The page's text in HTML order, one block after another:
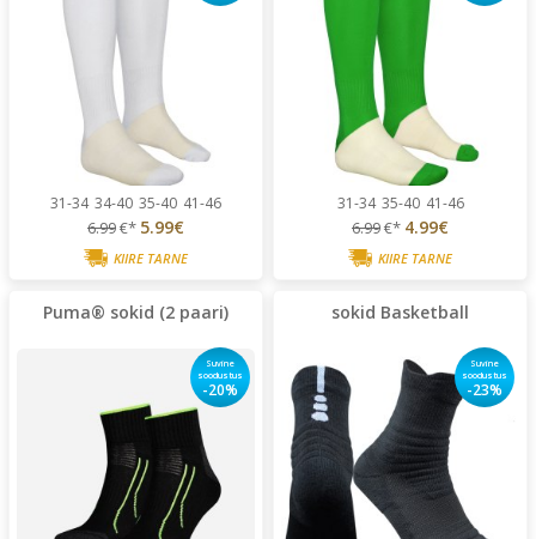
31-34 34-40 35-40 41-46
6.99€* 5.99€
KIIRE TARNE
31-34 35-40 41-46
6.99€* 4.99€
KIIRE TARNE
Puma® sokid (2 paari)
Suvine
soodustus
-20%
sokid Basketball
Suvine
soodustus
-23%